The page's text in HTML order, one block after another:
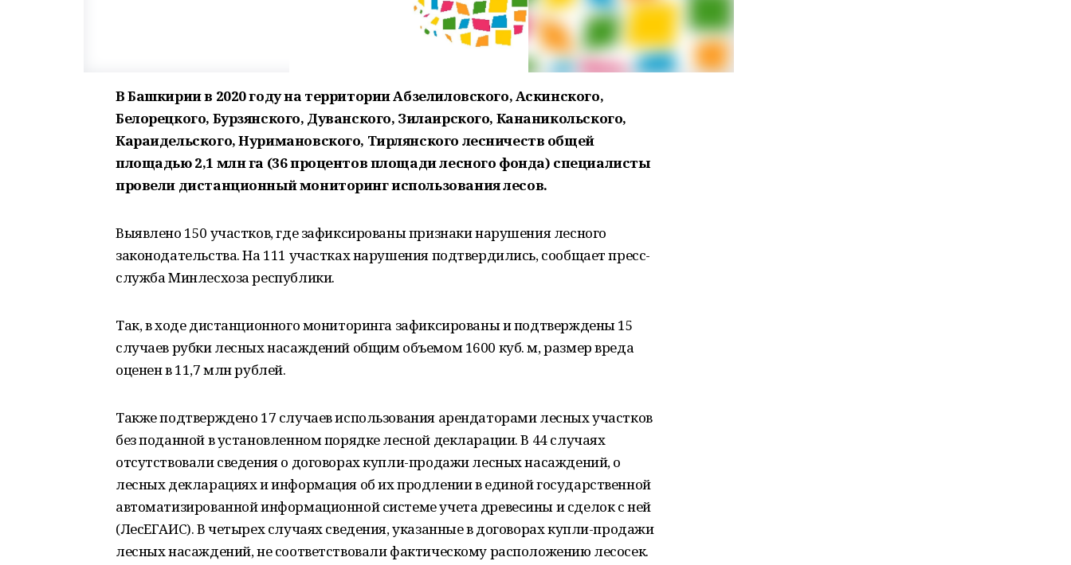
В Башкирии в 2020 году на территории Абзелиловского, Аскинского,
Белорецкого, Бурзянского, Дуванского, Зилаирского, Кананикольского,
Караидельского, Нуримановского, Тирлянского лесничеств общей
площадью 2,1 млн га (36 процентов площади лесного фонда) специалисты
провели дистанционный мониторинг использования лесов.
Выявлено 150 участков, где зафиксированы признаки нарушения лесного
законодательства. На 111 участках нарушения подтвердились, сообщает пресс-
служба Минлесхоза республики.
Так, в ходе дистанционного мониторинга зафиксированы и подтверждены 15
случаев рубки лесных насаждений общим объемом 1600 куб. м, размер вреда
оценен в 11,7 млн рублей.
Также подтверждено 17 случаев использования арендаторами лесных участков
без поданной в установленном порядке лесной декларации. В 44 случаях
отсутствовали сведения о договорах купли-продажи лесных насаждений, о
лесных декларациях и информация об их продлении в единой государственной
автоматизированной информационной системе учета древесины и сделок с ней
(ЛесЕГАИС). В четырех случаях сведения, указанные в договорах купли-продажи
лесных насаждений, не соответствовали фактическому расположению лесосек.